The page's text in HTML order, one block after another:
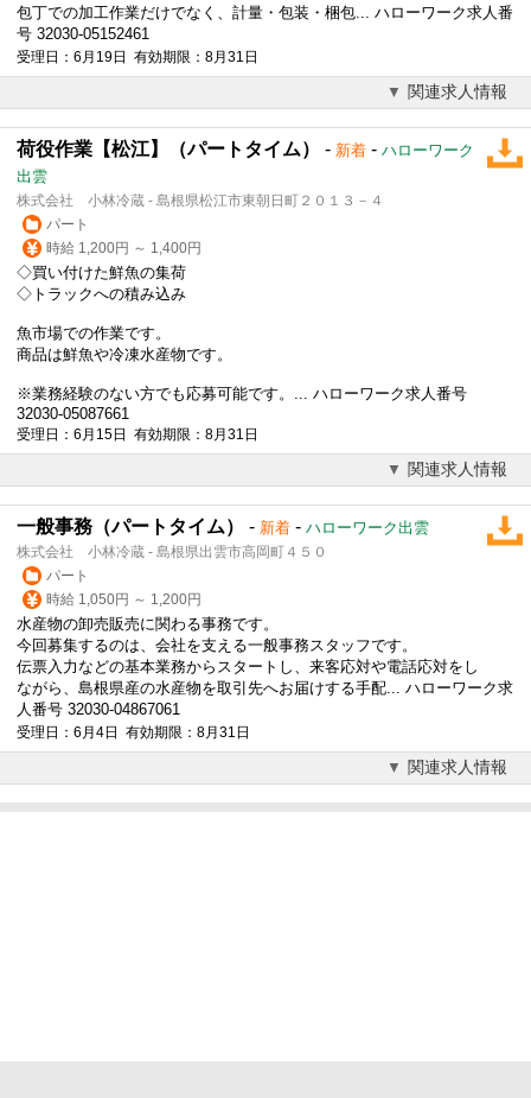
包丁での加工作業だけでなく、計量・包装・梱包... ハローワーク求人番
号 32030-05152461
受理日：6月19日 有効期限：8月31日
関連求人情報
荷役作業【松江】（パートタイム） - 新着 - ハローワーク
出雲
株式会社 小林冷蔵 - 島根県松江市東朝日町２０１３－４
パート
時給 1,200円 ～ 1,400円
◇買い付けた鮮魚の集荷
◇トラックへの積み込み
魚市場での作業です。
商品は鮮魚や冷凍水産物です。
※業務経験のない方でも応募可能です。... ハローワーク求人番号
32030-05087661
受理日：6月15日 有効期限：8月31日
関連求人情報
一般事務（パートタイム） - 新着 - ハローワーク出雲
株式会社 小林冷蔵 - 島根県出雲市高岡町４５０
パート
時給 1,050円 ～ 1,200円
水産物の卸売販売に関わる事務です。
今回募集するのは、会社を支える一般事務スタッフです。
伝票入力などの基本業務からスタートし、来客応対や電話応対をし
ながら、島根県産の水産物を取引先へお届けする手配... ハローワーク求
人番号 32030-04867061
受理日：6月4日 有効期限：8月31日
関連求人情報